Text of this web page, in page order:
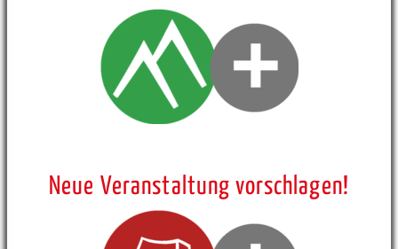
Neue Veranstaltung vorschlagen!